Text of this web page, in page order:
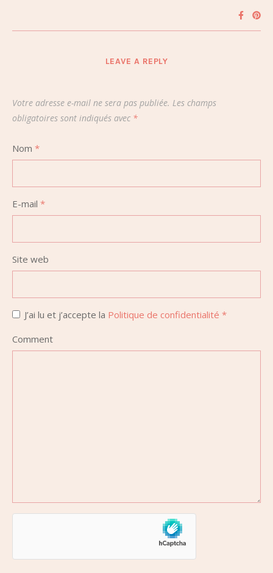
LEAVE A REPLY
Votre adresse e-mail ne sera pas publiée. Les champs
obligatoires sont indiqués avec *
Nom *
E-mail *
Site web
J’ai lu et j’accepte la Politique de confidentialité *
Comment